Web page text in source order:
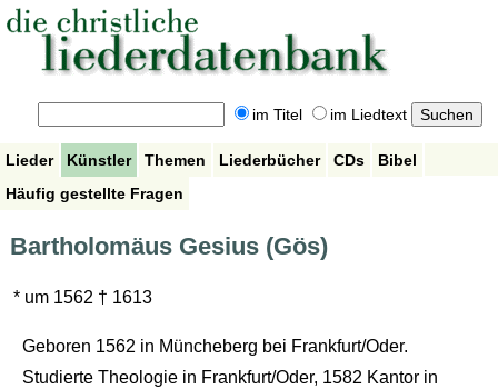
im Titel im Liedtext
Lieder Künstler Themen Liederbücher CDs
Bibel
Häufig gestellte Fragen
Bartholomäus Gesius (Gös)
* um 1562 † 1613
Geboren 1562 in Müncheberg bei Frankfurt/Oder.
Studierte Theologie in Frankfurt/Oder, 1582 Kantor in